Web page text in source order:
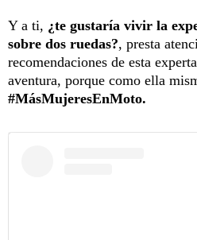
Y a ti, ¿te gustaría vivir la
sobre dos ruedas?, presta
recomendaciones de esta
aventura, porque como ella
#MásMujeresEnMoto.